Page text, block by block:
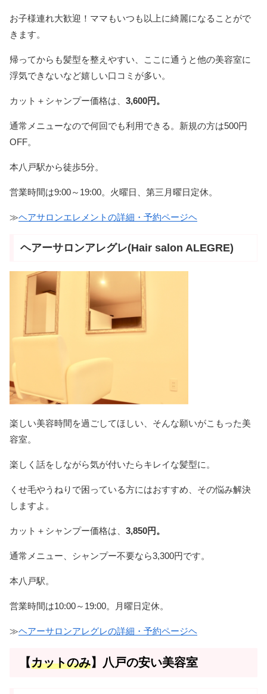
お子様連れ大歓迎！ママもいつも以上に綺麗になることがで
きます。
帰ってからも髪型を整えやすい、ここに通うと他の美容室に
浮気できないなど嬉しい口コミが多い。
カット＋シャンプー価格は、 3,600円。
通常メニューなので何回でも利用できる。新規の方は500円
OFF。
本八戸駅から徒歩5分。
営業時間は9:00～19:00。火曜日、第三月曜日定休。
≫ヘアサロンエレメントの詳細・予約ページヘ
ヘアーサロンアレグレ(Hair salon ALEGRE)
楽しい美容時間を過ごしてほしい、そんな願いがこもった美
容室。
楽しく話をしながら気が付いたらキレイな髪型に。
くせ毛やうねりで困っている方にはおすすめ、その悩み解決
しますよ。
カット＋シャンプー価格は、 3,850円。
通常メニュー、シャンプー不要なら3,300円です。
本八戸駅。
営業時間は10:00～19:00。月曜日定休。
≫ヘアーサロンアレグレの詳細・予約ページヘ
【カットのみ】八戸の安い美容室